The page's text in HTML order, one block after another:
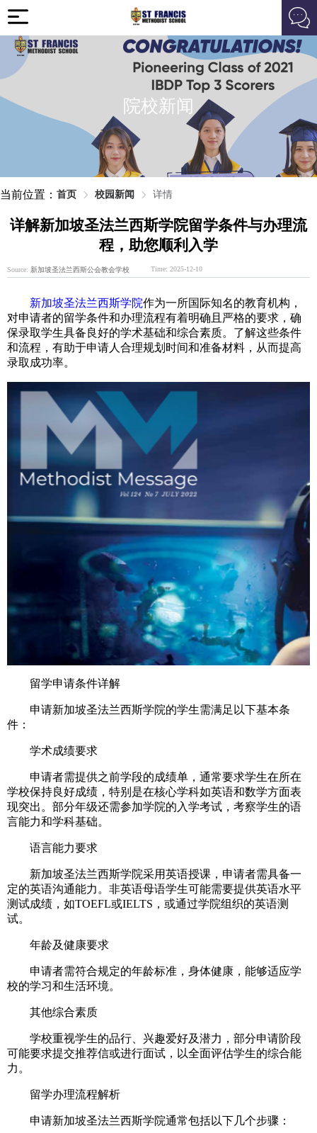
院校新闻
当前位置： 首页 校园新闻 详情
详解新加坡圣法兰西斯学院留学条件与办理流
程，助您顺利入学
Source: 新加坡圣法兰西斯公会教会学校 Time: 2025-12-10
新加坡圣法兰西斯学院作为一所国际知名的教育机构，
对申请者的留学条件和办理流程有着明确且严格的要求，确
保录取学生具备良好的学术基础和综合素质。了解这些条件
和流程，有助于申请人合理规划时间和准备材料，从而提高
录取成功率。
留学申请条件详解
申请新加坡圣法兰西斯学院的学生需满足以下基本条
件：
学术成绩要求
申请者需提供之前学段的成绩单，通常要求学生在所在
学校保持良好成绩，特别是在核心学科如英语和数学方面表
现突出。部分年级还需参加学院的入学考试，考察学生的语
言能力和学科基础。
语言能力要求
新加坡圣法兰西斯学院采用英语授课，申请者需具备一
定的英语沟通能力。非英语母语学生可能需要提供英语水平
测试成绩，如TOEFL或IELTS，或通过学院组织的英语测
试。
年龄及健康要求
申请者需符合规定的年龄标准，身体健康，能够适应学
校的学习和生活环境。
其他综合素质
学校重视学生的品行、兴趣爱好及潜力，部分申请阶段
可能要求提交推荐信或进行面试，以全面评估学生的综合能
力。
留学办理流程解析
申请新加坡圣法兰西斯学院通常包括以下几个步骤：